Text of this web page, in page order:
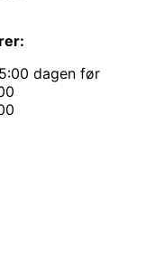
dagen før